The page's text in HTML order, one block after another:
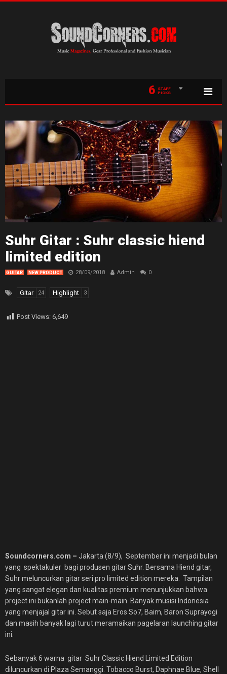
6
STAFF
PICKS
Suhr Gitar : Suhr classic hiend
limited edition
GUITAR NEW PRODUCT 28/09/2018 Admin 0
Gitar 24 Highlight 3
Post Views: 6,649
Soundcorners.com – Jakarta (8/9), September ini menjadi bulan
yang spektakuler bagi produsen gitar Suhr. Bersama Hiend gitar,
Suhr meluncurkan gitar seri pro limited edition mereka.
Tampilan
yang sangat elegan dan kualitas premium menunjukkan bahwa
project ini bukanlah project main-main. Banyak musisi Indonesia
yang menjajal gitar ini. Sebut saja Eros So7, Baim, Baron Suprayogi
dan masih banyak lagi turut meramaikan pagelaran launching gitar
ini.
Sebanyak 6 warna gitar Suhr Classic Hiend Limited Edition
diluncurkan di Plaza Semanggi. Tobacco Burst, Daphnae Blue, Shell